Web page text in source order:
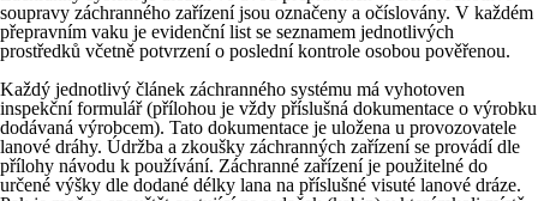
soupravy záchranného zařízení jsou označeny a očíslovány. V každém
přepravním vaku je evidenční list se seznamem jednotlivých
prostředků včetně potvrzení o poslední kontrole osobou pověřenou.
Každý jednotlivý článek záchranného systému má vyhotoven
inspekční formulář (přílohou je vždy příslušná dokumentace o výrobku
dodávaná výrobcem). Tato dokumentace je uložena u provozovatele
lanové dráhy. Údržba a zkoušky záchranných zařízení se provádí dle
přílohy návodu k používání. Záchranné zařízení je použitelné do
určené výšky dle dodané délky lana na příslušné visuté lanové dráze.